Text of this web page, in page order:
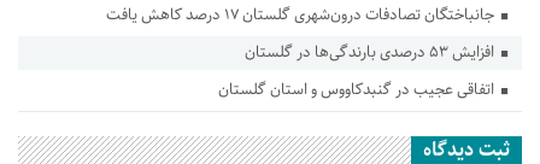
جانباختگان تصادفات درون‌شهری گلستان ۱۷ درصد کاهش یافت
افزایش ۵۳ درصدی بارندگی‌ها در گلستان
اتفاقی عجیب در‌ گنبدکاووس و استان گلستان
ثبت دیدگاه